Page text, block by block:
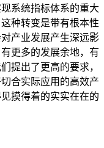
系统指标体系的重大
种转变是带有根本性
产业发展产生深远影
更多的发展余地，有
提出了更高的要求，
合实际应用的高效产
摸得着的实实在在的